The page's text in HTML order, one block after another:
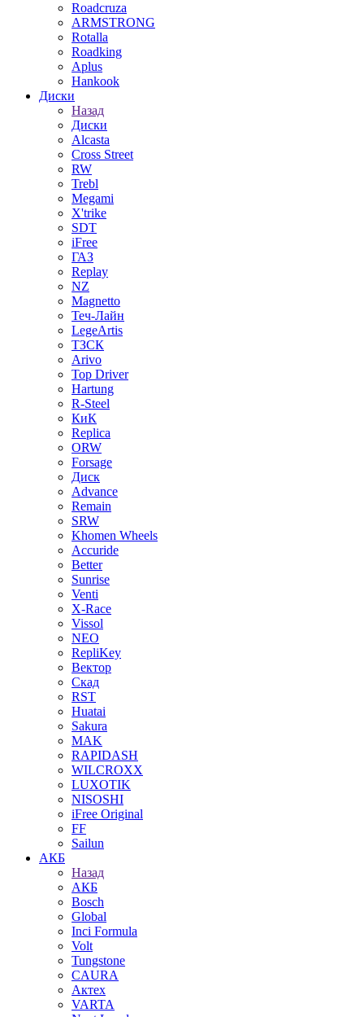
Roadcruza
ARMSTRONG
Rotalla
Roadking
Aplus
Hankook
Диски
Назад
Диски
Alcasta
Cross Street
RW
Trebl
Megami
X'trike
SDT
iFree
ГАЗ
Replay
NZ
Magnetto
Теч-Лайн
LegeArtis
ТЗСК
Arivo
Top Driver
Hartung
R-Steel
КиК
Replica
ORW
Forsage
Диск
Advance
Remain
SRW
Khomen Wheels
Accuride
Better
Sunrise
Venti
X-Race
Vissol
NEO
RepliKey
Вектор
Скад
RST
Huatai
Sakura
MAK
RAPIDASH
WILCROXX
LUXOTIK
NISOSHI
iFree Original
FF
Sailun
АКБ
Назад
АКБ
Bosch
Global
Inci Formula
Volt
Tungstone
CAURA
Актех
VARTA